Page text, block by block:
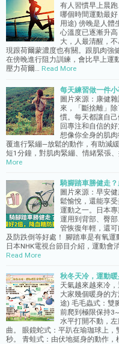
有人習慣早上晨
哪個時間運動最
用途) 傍晚是人體
心溫度已逐漸升
大，人最清醒，
現跟荷爾蒙濃度也有關。跟肌肉強
在傍晚進行阻力訓練，會比早上運
壓力荷爾…
Read More
每天練習做一件
圖片來源：康健
來，「斷捨離」
慣。每天都讓自
回專注和自信的
想像你全身的肌
覆進行緊繃—放鬆的動作，有助減
短1分鐘，對肌肉緊繃、情緒緊張
More
騎腳踏車勝健走
圖片來源：早安
鬆愉悅，還能享
運動之一。日本
運用到背部、臀
管恢復年輕，還
及防跌倒等好處！ 腳踏車是有氧
日本NHK電視台節目介紹，運動會
Read More
秋冬天冷，運動
天氣越來越來冷
大家幾個暖身的
途) 毛毛蟲式：雙
前爬到極限保持
水平打開不動，
曲。 眼鏡蛇式：平趴在瑜珈球上
秒。 青蛙式：由伏地挺身的動作，